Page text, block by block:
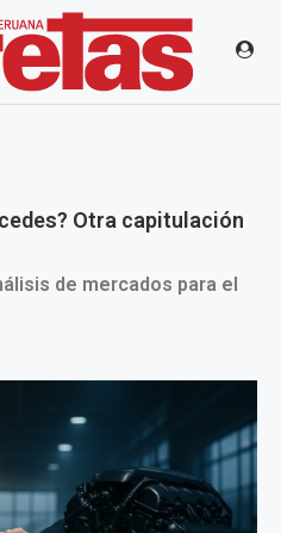
Otra capitulación
de mercados para el